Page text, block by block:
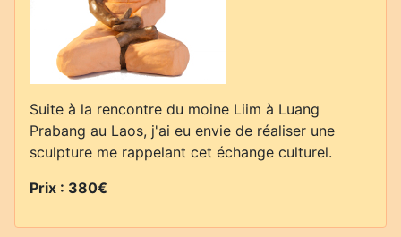
Suite à la rencontre du moine Liim à Luang
Prabang au Laos, j'ai eu envie de réaliser une
sculpture me rappelant cet échange culturel.
Prix : 380€